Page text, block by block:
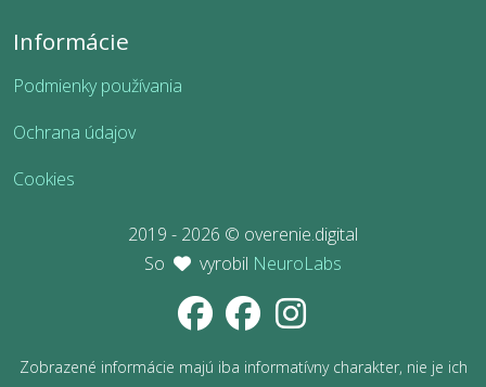
Informácie
Podmienky používania
Ochrana údajov
Cookies
2019 - 2026 © overenie.digital
So
vyrobil NeuroLabs
Zobrazené informácie majú iba informatívny charakter, nie je ich